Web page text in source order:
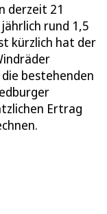
derzeit 21
rund 1,5
kürzlich hat der
bestehenden
Ertrag